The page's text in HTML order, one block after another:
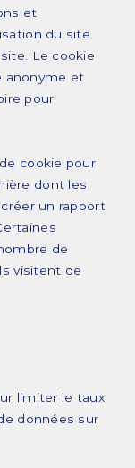
et
du site
Le cookie
anonyme et
pour
cookie pour
dont les
un rapport
de
visitent de
limiter le taux
données sur